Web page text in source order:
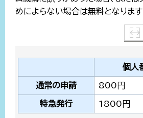
めによらない場合は無料となります
個人
通常の申請 800円
特急発行 1800円